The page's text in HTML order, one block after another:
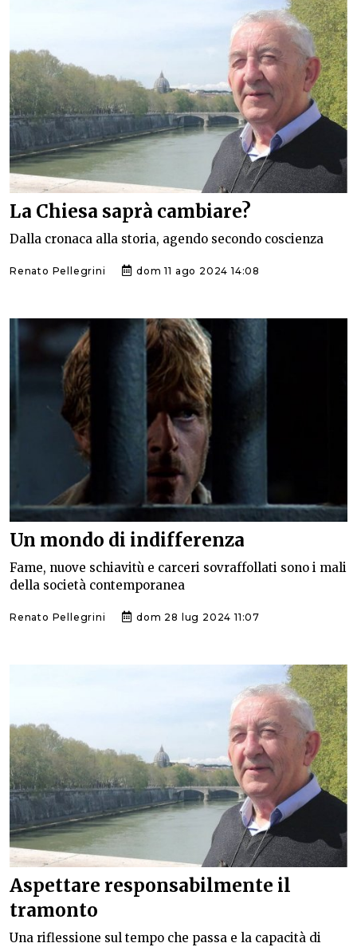
La Chiesa saprà cambiare?
Dalla cronaca alla storia, agendo secondo coscienza
Renato Pellegrini dom 11 ago 2024 14:08
Un mondo di indifferenza
Fame, nuove schiavitù e carceri sovraffollati sono i mali
della società contemporanea
Renato Pellegrini dom 28 lug 2024 11:07
Aspettare responsabilmente il
tramonto
Una riflessione sul tempo che passa e la capacità di